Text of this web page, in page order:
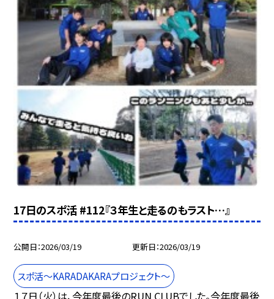
17日のスポ活 #112『３年生と走るのもラスト…』
公開日 2026/03/19 更新日 2026/03/19
スポ活～KARADAKARAプロジェクト～
１７日（火）は、今年度最後のRUN CLUBでした。今年度最後